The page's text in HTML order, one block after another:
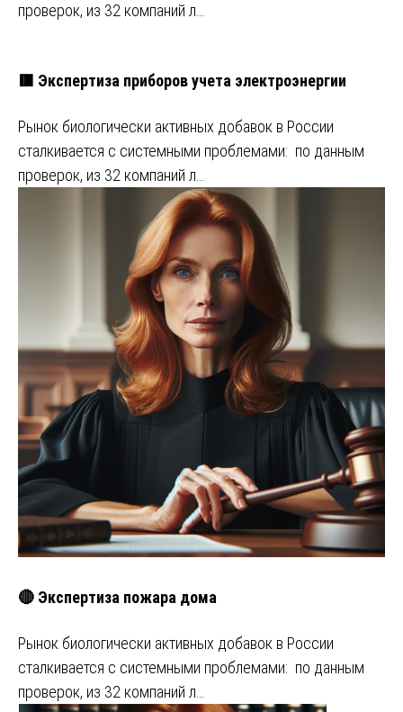
проверок, из 32 компаний л…
🟥 Экспертиза приборов учета электроэнергии
Рынок биологически активных добавок в России
сталкивается с системными проблемами: по данным
проверок, из 32 компаний л…
🔴 Экспертиза пожара дома
Рынок биологически активных добавок в России
сталкивается с системными проблемами: по данным
проверок, из 32 компаний л…